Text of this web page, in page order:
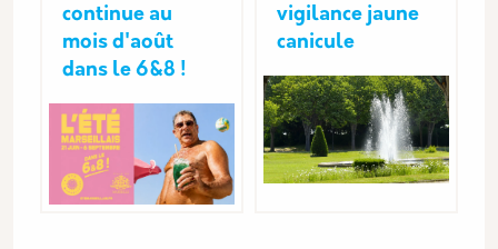
continue au
mois d'août
dans le 6&8 !
vigilance jaune
canicule